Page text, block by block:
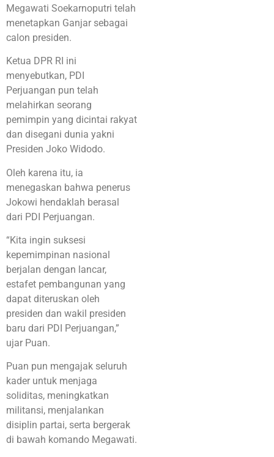
Megawati Soekarnoputri telah
menetapkan Ganjar sebagai
calon presiden.
Ketua DPR RI ini
menyebutkan, PDI
Perjuangan pun telah
melahirkan seorang
pemimpin yang dicintai rakyat
dan disegani dunia yakni
Presiden Joko Widodo.
Oleh karena itu, ia
menegaskan bahwa penerus
Jokowi hendaklah berasal
dari PDI Perjuangan.
“Kita ingin suksesi
kepemimpinan nasional
berjalan dengan lancar,
estafet pembangunan yang
dapat diteruskan oleh
presiden dan wakil presiden
baru dari PDI Perjuangan,”
ujar Puan.
Puan pun mengajak seluruh
kader untuk menjaga
soliditas, meningkatkan
militansi, menjalankan
disiplin partai, serta bergerak
di bawah komando Megawati.